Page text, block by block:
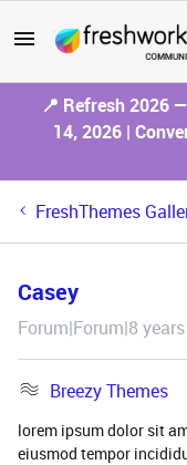
📍 Refresh 2026
14, 2026 |
FreshThemes
Casey
Forum|Forum|8
Breezy Themes
lorem ipsum dolor sit
eiusmod tempor